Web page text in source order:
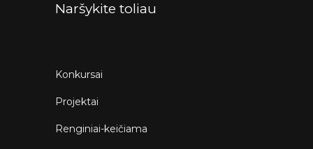
Naršykite toliau
Konkursai
Projektai
Renginiai-keičiama